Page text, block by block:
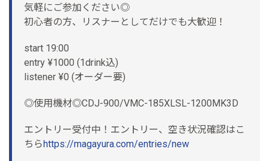
気軽にご参加ください◎
初心者の方、リスナーとしてだけでも大歓迎！
start 19:00
entry ¥1000 (1drink込)
listener ¥0 (オーダー要)
◎使用機材◎CDJ-900/VMC-185XLSL-1200MK3D
エントリー受付中！エントリー、空き状況確認はこ
ちら https://magayura.com/entries/new